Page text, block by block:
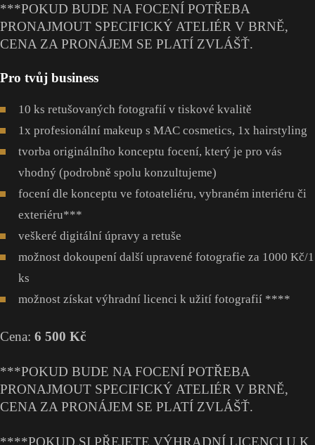
***POKUD BUDE NA FOCENÍ POTŘEBA
PRONAJMOUT SPECIFICKÝ ATELIÉR V BRNĚ,
CENA ZA PRONÁJEM SE PLATÍ ZVLÁŠŤ.
Pro tvůj business
10 ks retušovaných fotografií v tiskové kvalitě
1x profesionální makeup s MAC cosmetics, 1x hairstyling
tvorba originálního konceptu focení, který je pro vás
vhodný (podrobně spolu konzultujeme)
focení dle konceptu ve fotoateliéru, vybraném interiéru či
exteriéru***
veškeré digitální úpravy a retuše
možnost dokoupení další upravené fotografie za 1000 Kč/1
ks
možnost získat výhradní licenci k užití fotografií ****
Cena: 6 500 Kč
***POKUD BUDE NA FOCENÍ POTŘEBA
PRONAJMOUT SPECIFICKÝ ATELIÉR V BRNĚ,
CENA ZA PRONÁJEM SE PLATÍ ZVLÁŠŤ.
****POKUD SI PŘEJETE VÝHRADNÍ LICENCI U K